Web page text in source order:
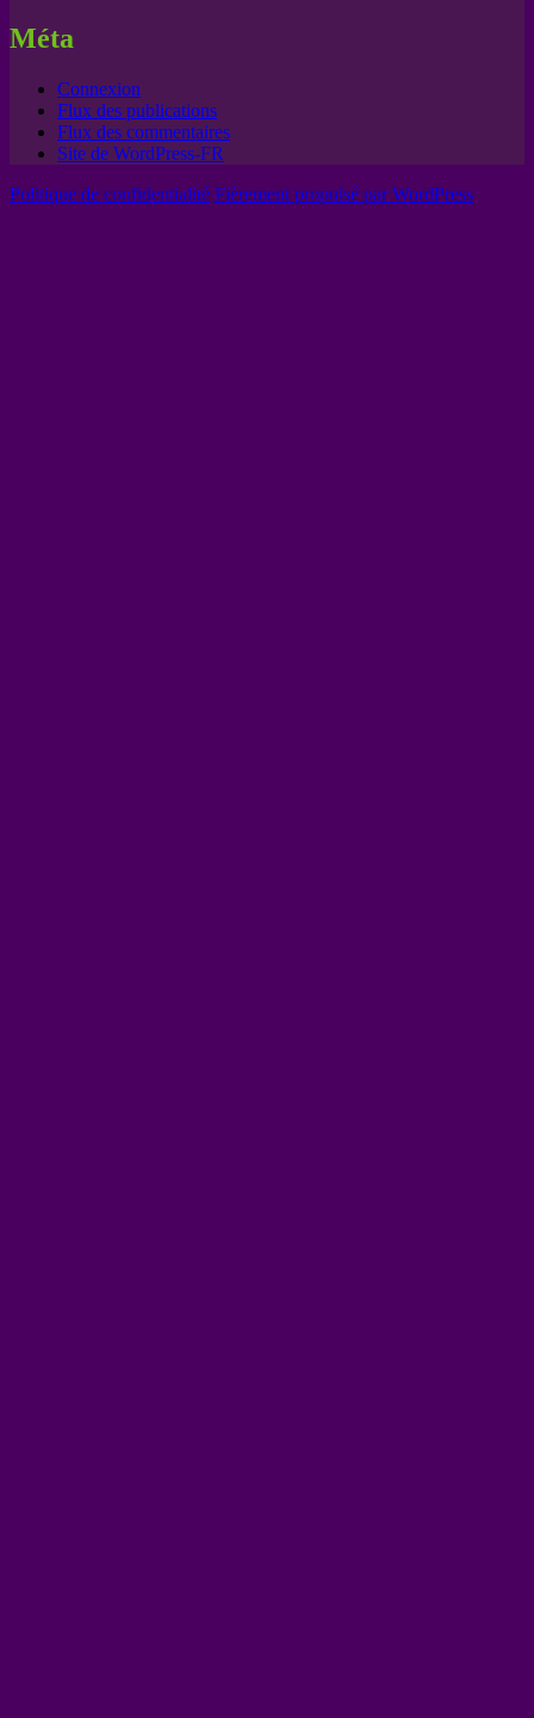
Méta
Connexion
Flux des publications
Flux des commentaires
Site de WordPress-FR
Politique de confidentialité Fièrement propulsé par WordPress